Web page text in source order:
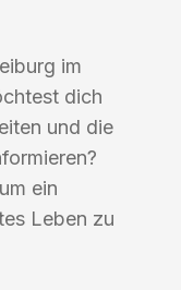
im
dich
und die
ein
Leben zu